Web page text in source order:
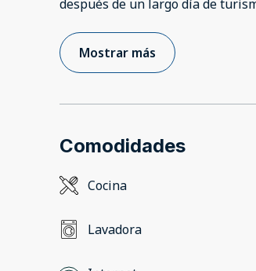
después de un largo día de
Mostrar más
Comodidades
Cocina
Lavadora